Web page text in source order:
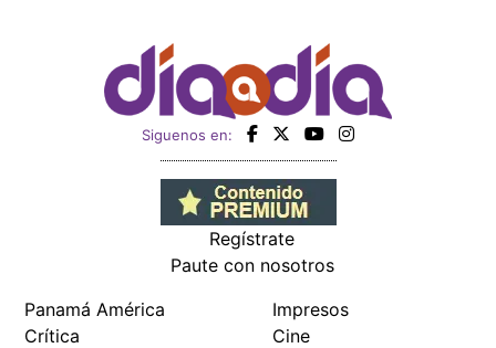
Siguenos en:
Regístrate
Paute con nosotros
Panamá América
Crítica
Impresos
Cine